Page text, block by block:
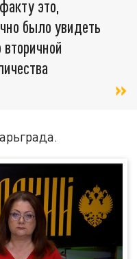
это,
было увидеть